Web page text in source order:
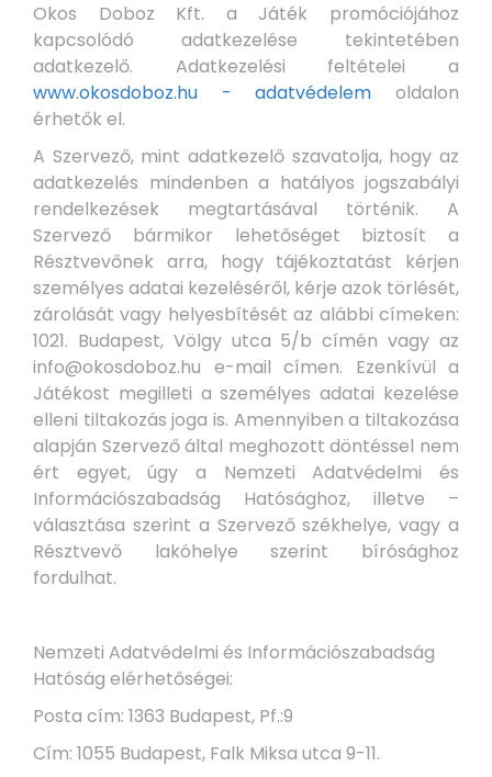
Okos Doboz Kft. a Játék promóciójához
kapcsolódó adatkezelése tekintetében
adatkezelő. Adatkezelési feltételei a
www.okosdoboz.hu - adatvédelem oldalon
érhetők el.
A Szervező, mint adatkezelő szavatolja, hogy az
adatkezelés mindenben a hatályos jogszabályi
rendelkezések megtartásával történik. A
Szervező bármikor lehetőséget biztosít a
Résztvevőnek arra, hogy tájékoztatást kérjen
személyes adatai kezeléséről, kérje azok törlését,
zárolását vagy helyesbítését az alábbi címeken:
1021. Budapest, Völgy utca 5/b címén vagy az
info@okosdoboz.hu e-mail címen. Ezenkívül a
Játékost megilleti a személyes adatai kezelése
elleni tiltakozás joga is. Amennyiben a tiltakozása
alapján Szervező által meghozott döntéssel nem
ért egyet, úgy a Nemzeti Adatvédelmi és
Információszabadság Hatósághoz, illetve –
választása szerint a Szervező székhelye, vagy a
Résztvevő lakóhelye szerint bírósághoz
fordulhat.
Nemzeti Adatvédelmi és Információszabadság
Hatóság elérhetőségei:
Posta cím: 1363 Budapest, Pf.:9
Cím: 1055 Budapest, Falk Miksa utca 9-11.